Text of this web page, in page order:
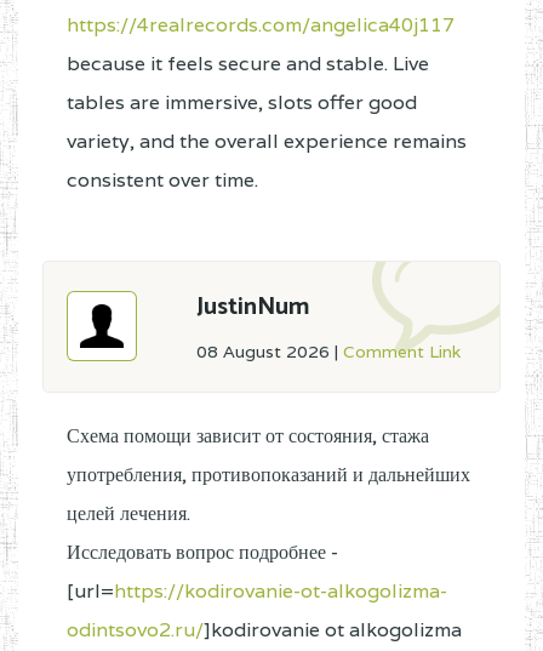
https://4realrecords.com/angelica40j117
because it feels secure and stable. Live
tables are immersive, slots offer good
variety, and the overall experience remains
consistent over time.
JustinNum
08 August 2026 | Comment Link
Схема помощи зависит от состояния, стажа
употребления, противопоказаний и дальнейших
целей лечения.
Исследовать вопрос подробнее -
[url=https://kodirovanie-ot-alkogolizma-
odintsovo2.ru/]kodirovanie ot alkogolizma